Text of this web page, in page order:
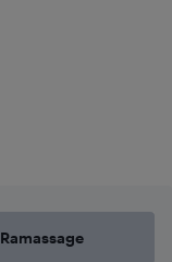
Ramassage